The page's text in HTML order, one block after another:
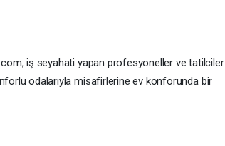
, iş seyahati yapan profesyoneller ve tatilciler
odalarıyla misafirlerine ev konforunda bir